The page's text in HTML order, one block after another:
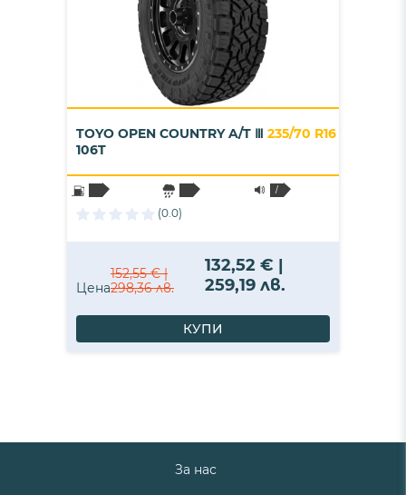
TOYO OPEN COUNTRY A/T Ⅲ 235/70 R16
106T
/
(0.0)
Цена
152,55 € |
298,36 лв.
132,52 € |
259,19 лв.
КУПИ
За нас